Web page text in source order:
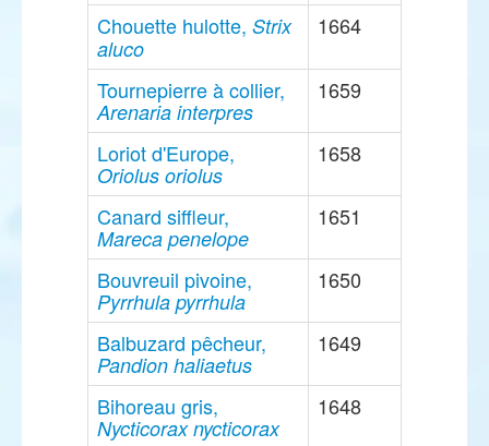
Chouette hulotte, Strix
aluco
1664
Tournepierre à collier,
Arenaria interpres
1659
Loriot d'Europe,
Oriolus oriolus
1658
Canard siffleur,
Mareca penelope
1651
Bouvreuil pivoine,
Pyrrhula pyrrhula
1650
Balbuzard pêcheur,
Pandion haliaetus
1649
Bihoreau gris,
Nycticorax nycticorax
1648